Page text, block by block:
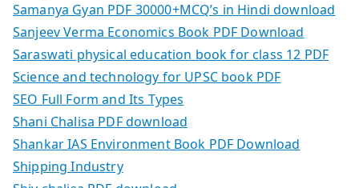
Samanya Gyan PDF 30000+MCQ’s in Hindi download
Sanjeev Verma Economics Book PDF Download
Saraswati physical education book for class 12 PDF
Science and technology for UPSC book PDF
SEO Full Form and Its Types
Shani Chalisa PDF download
Shankar IAS Environment Book PDF Download
Shipping Industry